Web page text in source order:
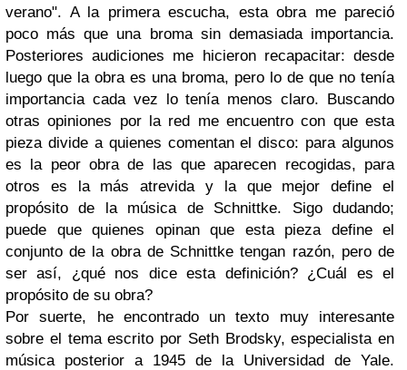
verano". A la primera escucha, esta obra me pareció
poco más que una broma sin demasiada importancia.
Posteriores audiciones me hicieron recapacitar: desde
luego que la obra es una broma, pero lo de que no tenía
importancia cada vez lo tenía menos claro. Buscando
otras opiniones por la red me encuentro con que esta
pieza divide a quienes comentan el disco: para algunos
es la peor obra de las que aparecen recogidas, para
otros es la más atrevida y la que mejor define el
propósito de la música de Schnittke. Sigo dudando;
puede que quienes opinan que esta pieza define el
conjunto de la obra de Schnittke tengan razón, pero de
ser así, ¿qué nos dice esta definición? ¿Cuál es el
propósito de su obra?
Por suerte, he encontrado un texto muy interesante
sobre el tema escrito por Seth Brodsky, especialista en
música posterior a 1945 de la Universidad de Yale.